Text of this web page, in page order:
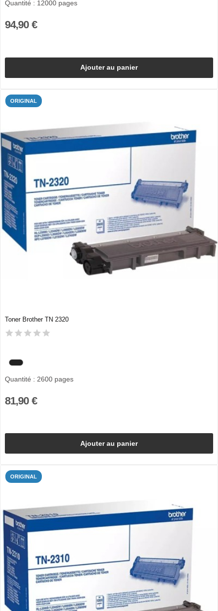
Quantité : 12000 pages
94,90 €
Ajouter au panier
ORIGINAL
Toner Brother TN 2320
Quantité : 2600 pages
81,90 €
Ajouter au panier
ORIGINAL